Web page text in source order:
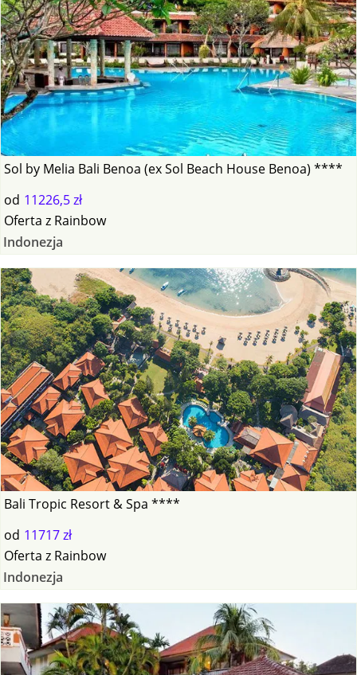
Sol by Melia Bali Benoa (ex Sol Beach House Benoa) ****
od 11226,5 zł
Oferta z Rainbow
Indonezja
Bali Tropic Resort & Spa ****
od 11717 zł
Oferta z Rainbow
Indonezja